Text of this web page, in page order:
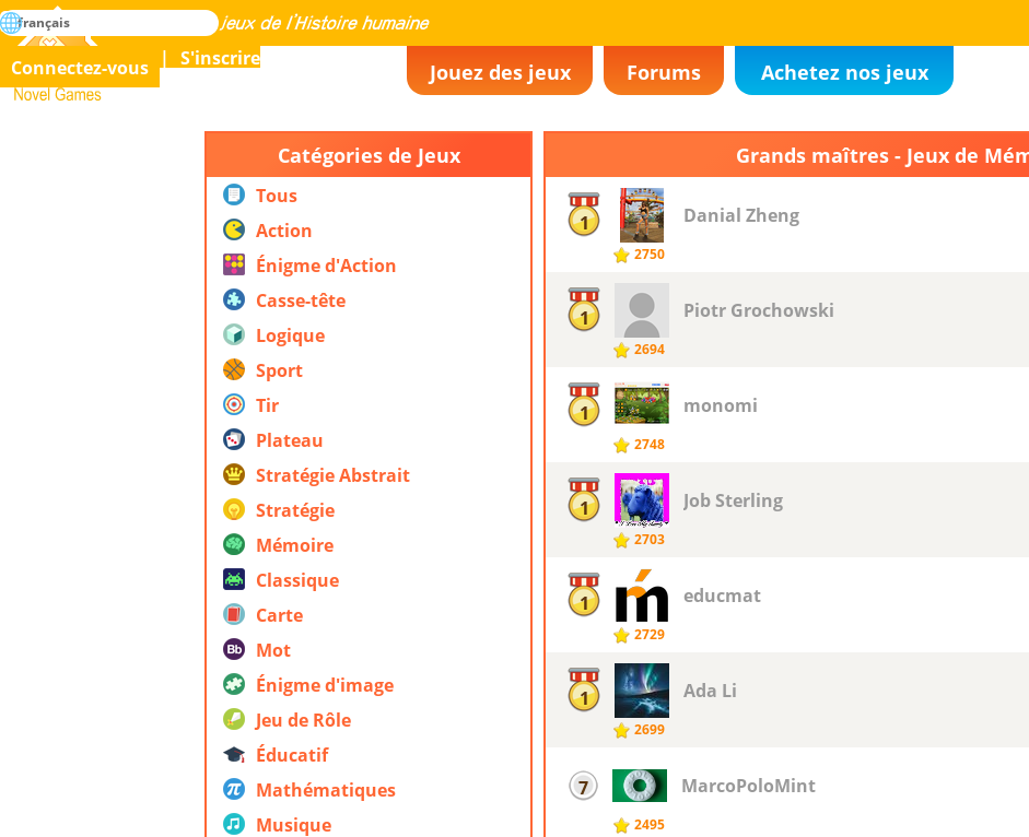
Novel Games
La maîtrise de tous les jeux de l’histoire humaine
rechercher
Jouez des jeux Forums Achetez nos jeux
Connectez-vous S'inscrire
français
Catégories de Jeux
Tous
Action
Énigme d'Action
Casse-tête
Logique
Sport
Tir
Plateau
Stratégie Abstrait
Stratégie
Mémoire
Classique
Carte
Mot
Énigme d'image
Jeu de Rôle
Éducatif
Mathématiques
Musique
Grands maîtres - Jeux de
1
2750
Danial Zheng
1
2694
Piotr ​Grochowski
1
2748
monomi
1
2703
Job Sterling
1
2729
educmat
1
2699
Ada Li
7
2495
MarcoPoloMint